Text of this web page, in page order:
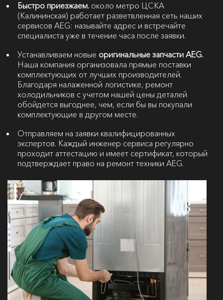
Быстро приезжаем. около метро ЦСКА
(Калининская) работает разветвленная сеть наших
сервисов AEG: называйте адрес и встречайте
специалиста уже в течение часа после заявки.
Устанавливаем новые оригинальные запчасти AEG.
Наша компания организовала прямые поставки
комплектующих от лучших производителей.
Благодаря налаженной логистике, ремонт
холодильников с учетом нашей цены деталей
обойдется выгоднее, чем, если бы вы покупали
комплектующие в другом месте.
Отправляем на заявки квалифицированных
экспертов. Каждый инженер сервиса регулярно
проходит аттестацию и имеет сертификат, который
подтверждает право на ремонт техники AEG.